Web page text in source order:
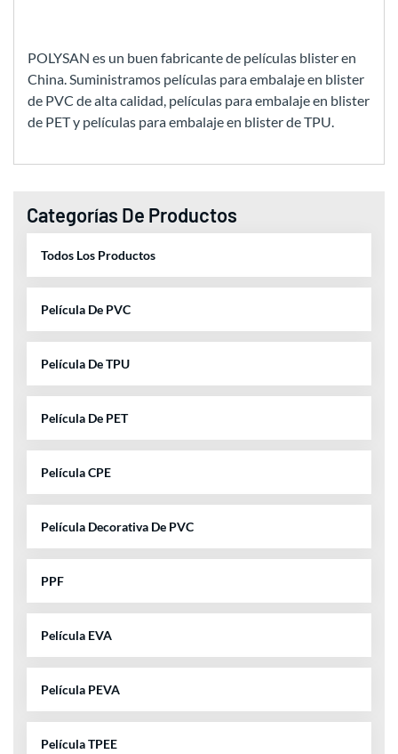
POLYSAN es un buen fabricante de películas blister en
China. Suministramos películas para embalaje en blister
de PVC de alta calidad, películas para embalaje en blister
de PET y películas para embalaje en blister de TPU.
Categorías De Productos
Todos Los Productos
Película De PVC
Película De TPU
Película De PET
Película CPE
Película Decorativa De PVC
PPF
Película EVA
Película PEVA
Película TPEE